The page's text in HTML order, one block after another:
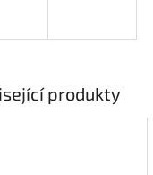
produkty